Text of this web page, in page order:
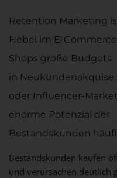
Retention Marketing
Hebel im E-
Shops große Budgets
in Neukundenakquise
oder Influencer-
enorme Potenzial der
Bestandskunden
Bestandskunden kaufen
und verursachen deutlich